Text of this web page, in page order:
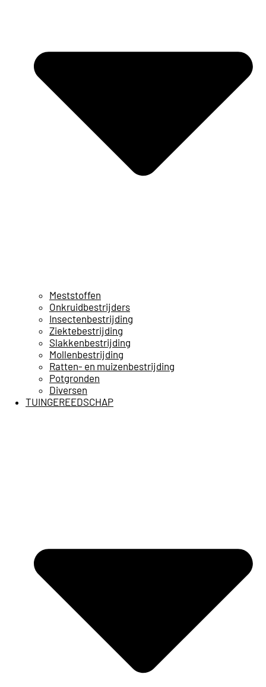
Meststoffen
Onkruidbestrijders
Insectenbestrijding
Ziektebestrijding
Slakkenbestrijding
Mollenbestrijding
Ratten- en muizenbestrijding
Potgronden
Diversen
TUINGEREEDSCHAP